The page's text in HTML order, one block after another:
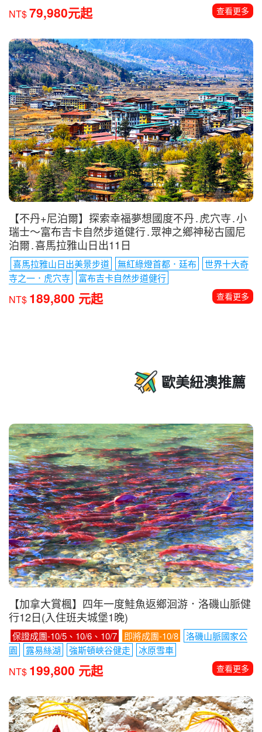
【馬來西亞．汶萊】前進地球最美的婆羅洲8日
姆魯國家公園熱帶雨林健行 古晉長鼻猴自然生態
汶萊超五
星帝國
送LANEW DCS/安底運動鞋
NT$79,980元起 查看更多
瑞士〜富布吉卡自然步道健行․眾神之鄉神秘古國尼
寺之一．虎穴寺
富布吉卡自然步道健行
NT$189,800 元起 查看更多
歐美紐澳推薦